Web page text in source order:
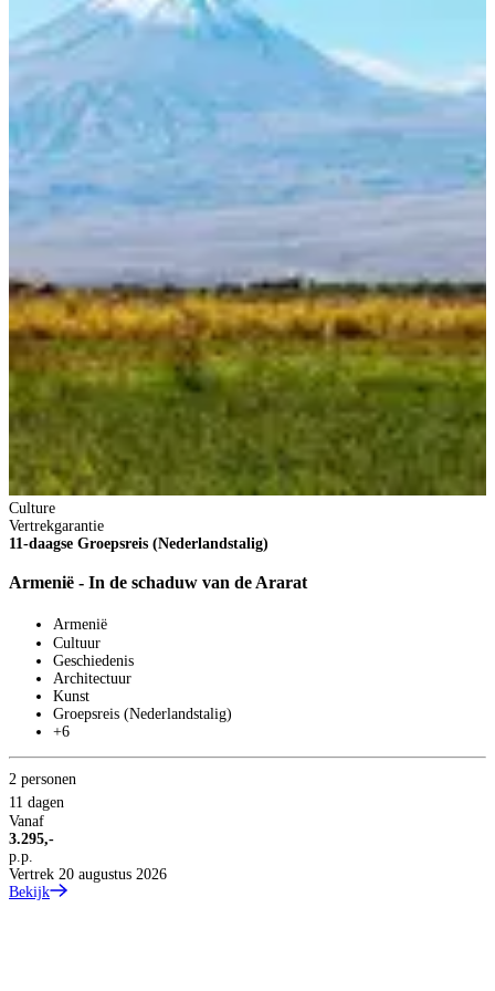
Culture
Vertrekgarantie
11-daagse Groepsreis (Nederlandstalig)
Armenië - In de schaduw van de Ararat
Armenië
Cultuur
Geschiedenis
Architectuur
Kunst
Groepsreis (Nederlandstalig)
+6
2 personen
11 dagen
Vanaf
3.295,-
p.p.
Vertrek 20 augustus 2026
Bekijk